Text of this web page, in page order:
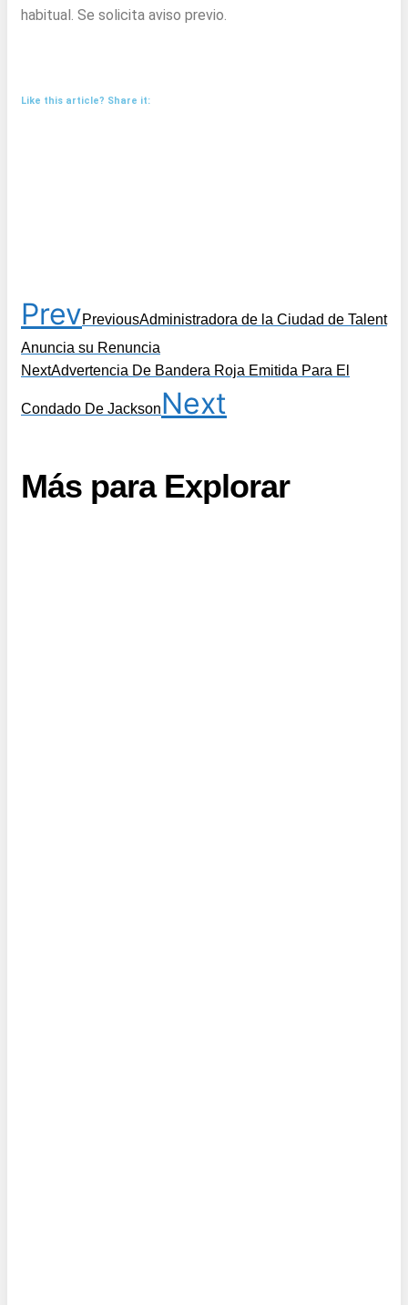
habitual. Se solicita aviso previo.
Like this article? Share it:
PrevPreviousAdministradora de la Ciudad de Talent
Anuncia su Renuncia
NextAdvertencia De Bandera Roja Emitida Para El
Condado De JacksonNext
Más para Explorar